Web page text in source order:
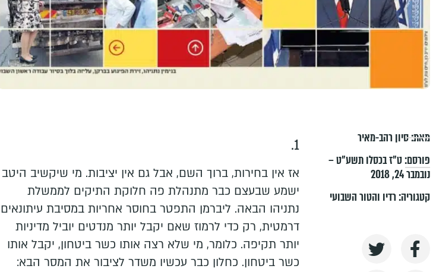
מאת:סיון רהב-מאיר
פורסם:ט״ז בכסלו תשע״ט –
נובמבר 24, 2018
קטגוריה:רדיו והטור השבועי
1.
אז אין בחירות, ברוך השם, אבל גם אין יציבות. מי שיקשיב היטב
ישמע שבעצם כבר מתנהלת פה חלוקת התיקים לממשלת
נתניהו הבאה. ליברמן התפטר בחוסר אחריות במסיבת עיתונאים
דרמטית, רק כדי לרמוז שאם יקבל יותר מנדטים יוביל מדיניות
יותר תקיפה. כלומר, מי שלא רצה אותו כשר ביטחון, יקבל אותו
כשר ביטחון. כחלון כבר עכשיו משדר לציבור את המסר הבא: